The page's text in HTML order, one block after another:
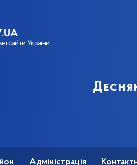
сайти України
Адміністрація